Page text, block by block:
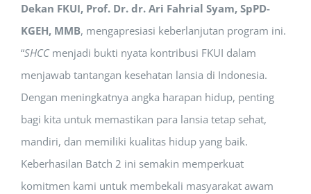
Dekan FKUI, Prof. Dr. dr. Ari Fahrial Syam, SpPD-
KGEH, MMB, mengapresiasi keberlanjutan program ini.
“SHCCmenjadi bukti nyata kontribusi FKUI dalam
menjawab tantangan kesehatan lansia di Indonesia.
Dengan meningkatnya angka harapan hidup, penting
bagi kita untuk memastikan para lansia tetap sehat,
mandiri, dan memiliki kualitas hidup yang baik.
Keberhasilan Batch 2 ini semakin memperkuat
komitmen kami untuk membekali masyarakat awam